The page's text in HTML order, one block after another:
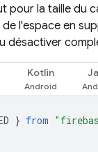
pour la taille du
l'espace en
désactiver
Kotlin
} from